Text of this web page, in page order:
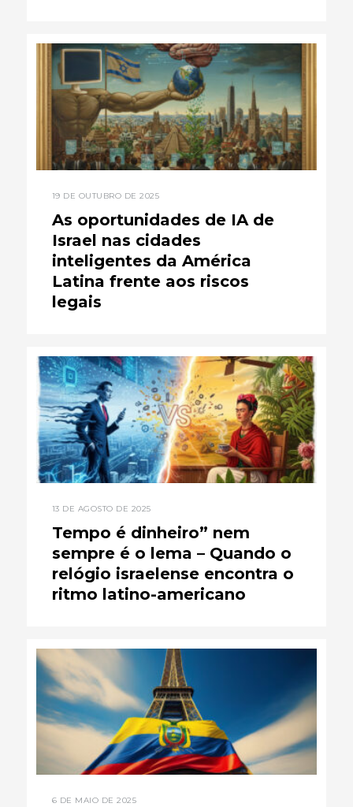
19 DE OUTUBRO DE 2025
As oportunidades de IA de
Israel nas cidades
inteligentes da América
Latina frente aos riscos
legais
13 DE AGOSTO DE 2025
Tempo é dinheiro” nem
sempre é o lema – Quando o
relógio israelense encontra o
ritmo latino-americano
6 DE MAIO DE 2025